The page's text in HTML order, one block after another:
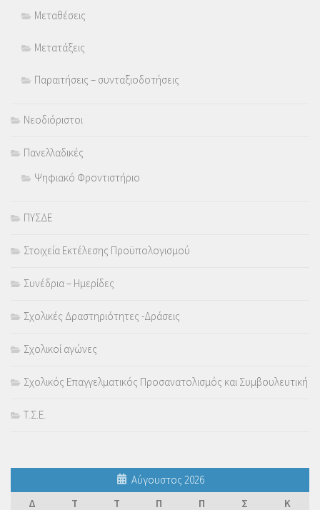
Μεταθέσεις
Μετατάξεις
Παραιτήσεις – συνταξιοδοτήσεις
Νεοδιόριστοι
Πανελλαδικές
Ψηφιακό Φροντιστήριο
ΠΥΣΔΕ
Στοιχεία Εκτέλεσης Προϋπολογισμού
Συνέδρια – Ημερίδες
Σχολικές Δραστηριότητες -Δράσεις
Σχολικοί αγώνες
Σχολικός Επαγγελματικός Προσανατολισμός και Συμβουλευτική
Τ.Σ.Ε.
Αύγουστος 2026
Δ
Τ Τ Π Π Σ Κ